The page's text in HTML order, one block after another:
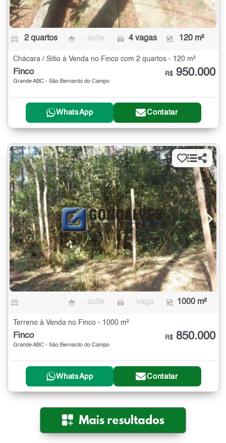
2 quartos - suíte 4 vagas 120 m²
Chácara / Sítio à Venda no Finco com 2 quartos - 120 m²
Finco
Grande ABC - São Bernardo do Campo
R$ 950.000
WhatsApp Contatar
- - suíte - vaga 1000 m²
Terreno à Venda no Finco - 1000 m²
Finco
Grande ABC - São Bernardo do Campo
R$ 850.000
WhatsApp Contatar